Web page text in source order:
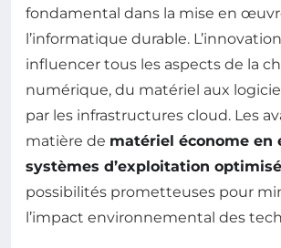
fondamental dans la mise en
l’informatique durable.
influencer tous les aspects de la
numérique, du matériel aux
par les infrastructures cloud. Les
matière de matériel économe en
systèmes d’exploitation
possibilités prometteuses pour
l’impact environnemental des